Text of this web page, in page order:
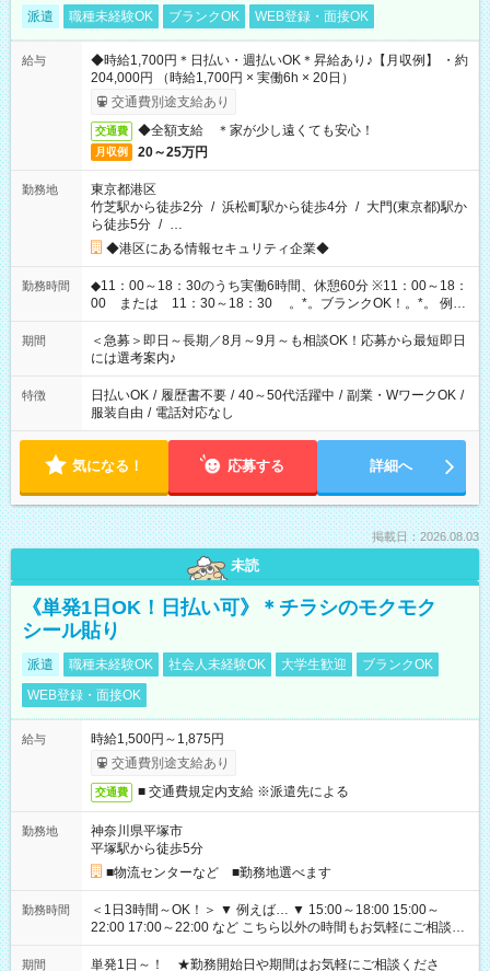
派遣 職種未経験OK ブランクOK WEB登録・面接OK
給与
◆時給1,700円＊日払い・週払いOK＊昇給あり♪【月収例】 ・約
204,000円 （時給1,700円 × 実働6h × 20日）
交通費別途支給あり
交通費 ◆全額支給 ＊家が少し遠くても安心！
月収例 20～25万円
勤務地
東京都港区
竹芝駅から徒歩2分 / 浜松町駅から徒歩4分 / 大門(東京都)駅か
ら徒歩5分 / …
◆港区にある情報セキュリティ企業◆
勤務時間
◆11：00～18：30のうち実働6時間、休憩60分 ※11：00～18：
00 または 11：30～18：30 。*。ブランクOK！。*。 例え
ば前職が、 在宅/財団法人/事務/コールセンター/受付/販売/カフェ
スタッフ スイーツ販売/ホテルフロント/化粧品販売/など 様々な
業界から入社して活躍されています♪
期間
＜急募＞即日～長期／8月～9月～も相談OK！応募から最短即日
には選考案内♪
特徴 日払いOK / 履歴書不要 / 40～50代活躍中 / 副業・WワークOK /
服装自由 / 電話対応なし
気になる！ 応募する 詳細へ
掲載日：2026.08.03
未読
《単発1日OK！日払い可》＊チラシのモクモク
シール貼り
派遣 職種未経験OK 社会人未経験OK 大学生歓迎
ブランクOK
WEB登録・面接OK
給与
時給1,500円～1,875円
交通費別途支給あり
交通費 ■ 交通費規定内支給 ※派遣先による
勤務地
神奈川県平塚市
平塚駅から徒歩5分
■物流センターなど ■勤務地選べます
勤務時間
＜1日3時間～OK！＞ ▼ 例えば… ▼ 15:00～18:00 15:00～
22:00 17:00～22:00 など こちら以外の時間もお気軽にご相談く
ださい！
期間 単発1日～！ ★勤務開始日や期間はお気軽にご相談くださ